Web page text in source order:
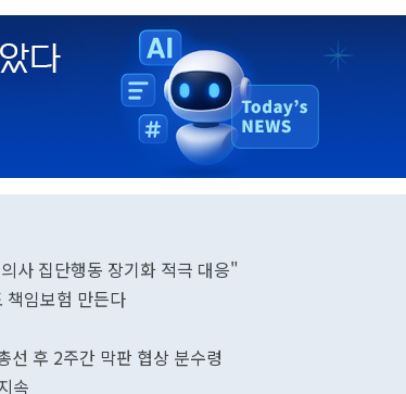
사 집단행동 장기화 적극 대응"
임보험 만든다
후 2주간 막판 협상 분수령
속